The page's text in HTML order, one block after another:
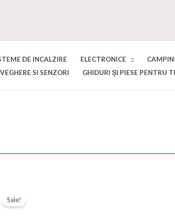
DE INCALZIRE ELECTRONICE
SI SENZORI
GHIDURI ȘI PIESE PENTRU
Sale!